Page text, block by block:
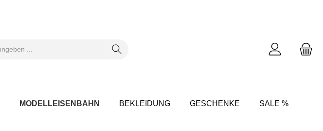
MODELLEISENBAHN BEKLEIDUNG GESCHENKE SALE %